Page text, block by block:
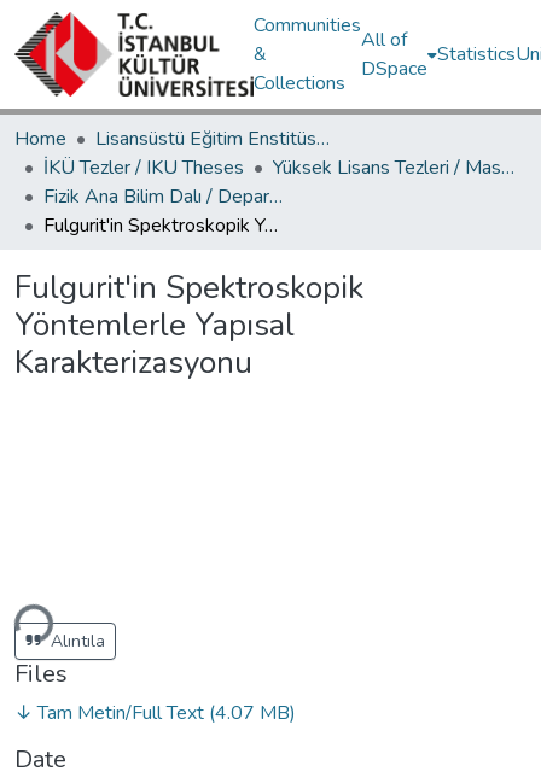
Communities
&
Collections
All of
DSpace
Statistics
Home
Lisansüstü Eğitim Enstitüsü / Postgraduate Education Institute
İKÜ Tezler / IKU Theses
Yüksek Lisans Tezleri / Master's Theses
Fizik Ana Bilim Dalı / Department of Physics
Fulgurit'in Spektroskopik Yöntemlerle Yapısal Karakterizasyonu
Fulgurit'in Spektroskopik
Yöntemlerle Yapısal
Karakterizasyonu
Alıntıla
Files
↓ Tam Metin/Full Text (4.07 MB)
Date